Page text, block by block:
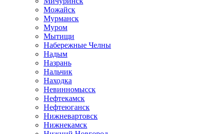
Можайск
Мурманск
Муром
Мытищи
Набережные Челны
Надым
Назрань
Нальчик
Находка
Невинномысск
Нефтекамск
Нефтеюганск
Нижневартовск
Нижнекамск